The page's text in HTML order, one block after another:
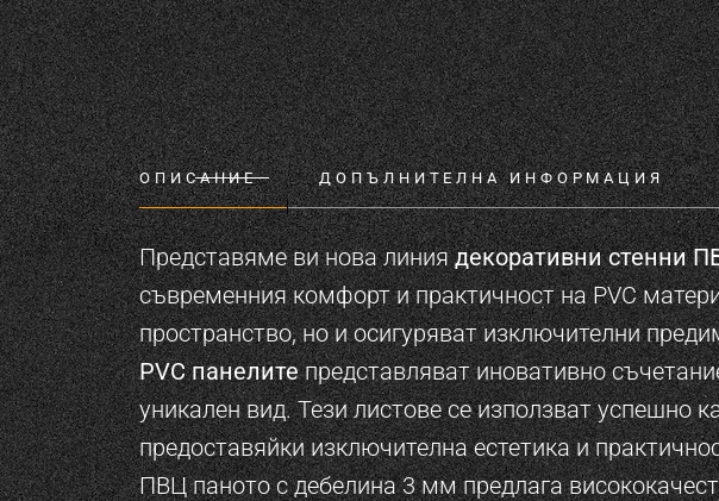
ОПИСАНИЕ ДОПЪЛНИТЕЛНА ИНФОРМАЦИЯ
Представяме ви нова линиядекоративни стенни
съвременния комфорт и практичност на PVC
пространство, но и осигуряват изключителни
PVC панелитепредставляват иновативно
уникален вид. Тези листове се използват успешно
предоставяйки изключителна естетика и
ПВЦ паното с дебелина 3 мм предлага